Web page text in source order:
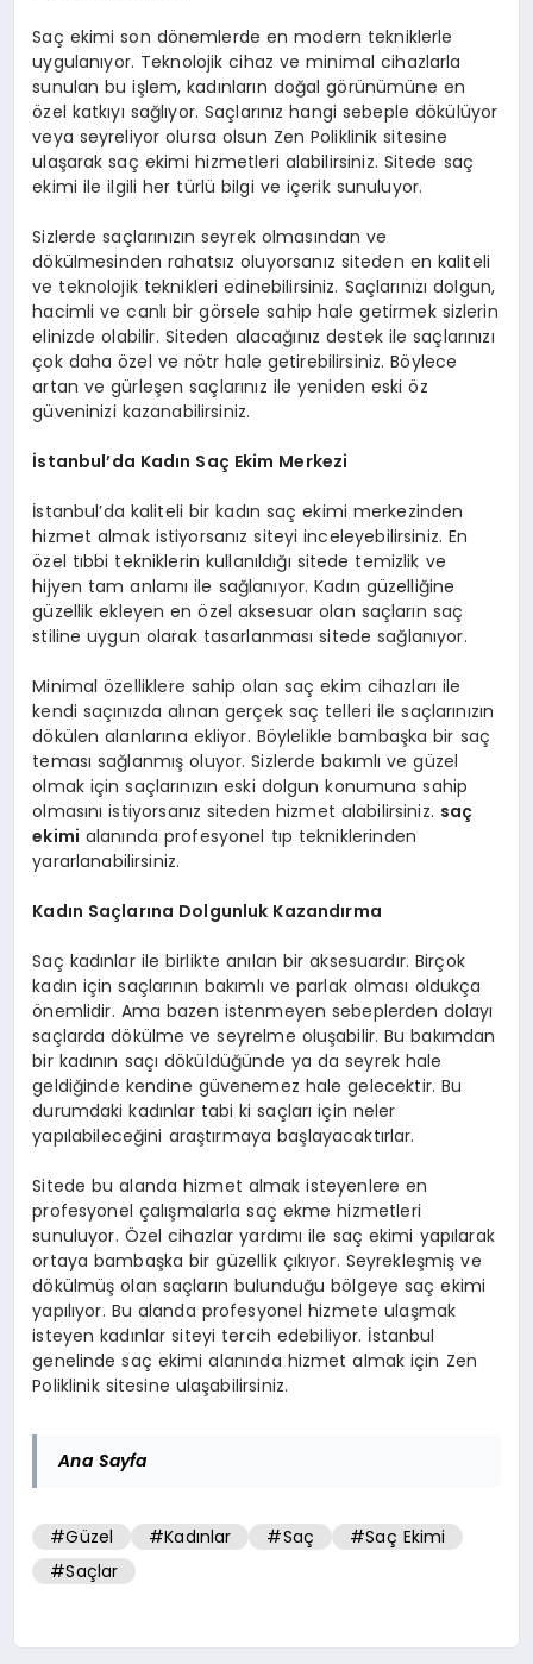
Saç ekimi son dönemlerde en modern tekniklerle
uygulanıyor. Teknolojik cihaz ve minimal cihazlarla
sunulan bu işlem, kadınların doğal görünümüne en
özel katkıyı sağlıyor. Saçlarınız hangi sebeple dökülüyor
veya seyreliyor olursa olsun Zen Poliklinik sitesine
ulaşarak saç ekimi hizmetleri alabilirsiniz. Sitede saç
ekimi ile ilgili her türlü bilgi ve içerik sunuluyor.
Sizlerde saçlarınızın seyrek olmasından ve
dökülmesinden rahatsız oluyorsanız siteden en kaliteli
ve teknolojik teknikleri edinebilirsiniz. Saçlarınızı dolgun,
hacimli ve canlı bir görsele sahip hale getirmek sizlerin
elinizde olabilir. Siteden alacağınız destek ile saçlarınızı
çok daha özel ve nötr hale getirebilirsiniz. Böylece
artan ve gürleşen saçlarınız ile yeniden eski öz
güveninizi kazanabilirsiniz.
İstanbul’da Kadın Saç Ekim Merkezi
İstanbul’da kaliteli bir kadın saç ekimi merkezinden
hizmet almak istiyorsanız siteyi inceleyebilirsiniz. En
özel tıbbi tekniklerin kullanıldığı sitede temizlik ve
hijyen tam anlamı ile sağlanıyor. Kadın güzelliğine
güzellik ekleyen en özel aksesuar olan saçların saç
stiline uygun olarak tasarlanması sitede sağlanıyor.
Minimal özelliklere sahip olan saç ekim cihazları ile
kendi saçınızda alınan gerçek saç telleri ile saçlarınızın
dökülen alanlarına ekliyor. Böylelikle bambaşka bir saç
teması sağlanmış oluyor. Sizlerde bakımlı ve güzel
olmak için saçlarınızın eski dolgun konumuna sahip
olmasını istiyorsanız siteden hizmet alabilirsiniz. saç
ekimi alanında profesyonel tıp tekniklerinden
yararlanabilirsiniz.
Kadın Saçlarına Dolgunluk Kazandırma
Saç kadınlar ile birlikte anılan bir aksesuardır. Birçok
kadın için saçlarının bakımlı ve parlak olması oldukça
önemlidir. Ama bazen istenmeyen sebeplerden dolayı
saçlarda dökülme ve seyrelme oluşabilir. Bu bakımdan
bir kadının saçı döküldüğünde ya da seyrek hale
geldiğinde kendine güvenemez hale gelecektir. Bu
durumdaki kadınlar tabi ki saçları için neler
yapılabileceğini araştırmaya başlayacaktırlar.
Sitede bu alanda hizmet almak isteyenlere en
profesyonel çalışmalarla saç ekme hizmetleri
sunuluyor. Özel cihazlar yardımı ile saç ekimi yapılarak
ortaya bambaşka bir güzellik çıkıyor. Seyrekleşmiş ve
dökülmüş olan saçların bulunduğu bölgeye saç ekimi
yapılıyor. Bu alanda profesyonel hizmete ulaşmak
isteyen kadınlar siteyi tercih edebiliyor. İstanbul
genelinde saç ekimi alanında hizmet almak için Zen
Poliklinik sitesine ulaşabilirsiniz.
Ana Sayfa
#Güzel #Kadınlar #Saç
#Saç Ekimi
#Saçlar